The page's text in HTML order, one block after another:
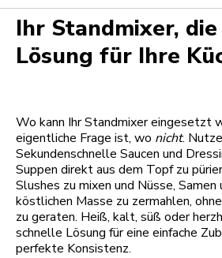
Ihr Standmixer,
Lösung für Ihre
Wo kann Ihr Standmixer eingesetzt
eigentliche Frage ist, wo nicht.
Sekundenschnelle Saucen und
Suppen direkt aus dem Topf zu
Slushes zu mixen und Nüsse,
köstlichen Masse zu zermahlen,
zu geraten. Heiß, kalt, süß oder
schnelle Lösung für eine einfache
perfekte Konsistenz.